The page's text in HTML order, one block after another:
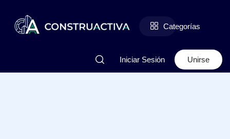
Categorías
Iniciar Sesión Unirse